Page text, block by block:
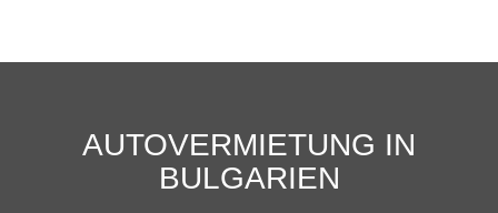
AUTOVERMIETUNG IN
BULGARIEN